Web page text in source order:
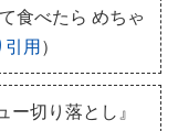
食べたら めちゃ
引用）
切り落とし』